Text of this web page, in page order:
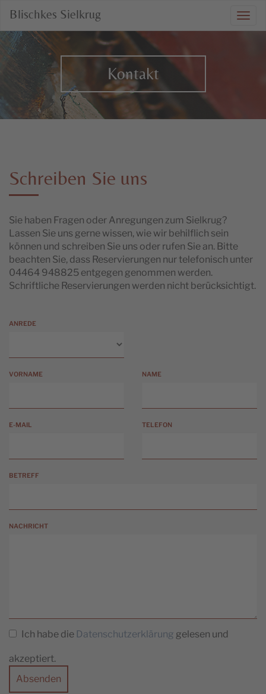
Blischkes Sielkrug
Kontakt
Schreiben Sie uns
Sie haben Fragen oder Anregungen zum Sielkrug?
Lassen Sie uns gerne wissen, wie wir behilflich sein
können und schreiben Sie uns oder rufen Sie an. Bitte
beachten Sie, dass Reservierungen nur telefonisch unter
04464 948825 entgegen genommen werden.
Schriftliche Reservierungen werden nicht berücksichtigt.
ANREDE
VORNAME NAME
E-MAIL TELEFON
BETREFF
NACHRICHT
Ich habe die Datenschutzerklärung gelesen und
akzeptiert.
Absenden